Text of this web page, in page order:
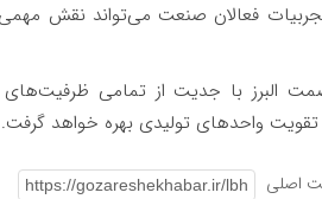
فعالان صنعت می‌تواند نقش
البرز با جدیت از تمامی
تقویت واحدهای تولیدی بهره خواهد گرفت.
اصلی